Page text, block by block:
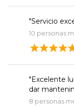
"Servicio
10 personas
"Excelente
dar
8 personas